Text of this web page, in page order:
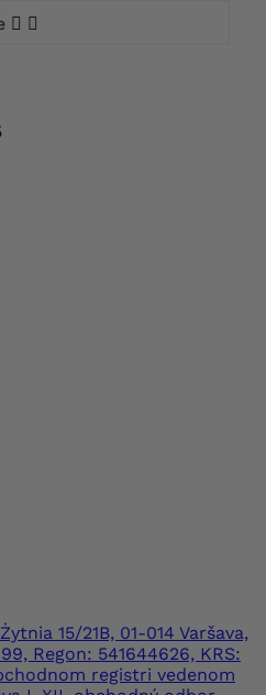
 
15/21B, 01-014 Varšava,
Regon: 541644626, KRS:
registri vedenom